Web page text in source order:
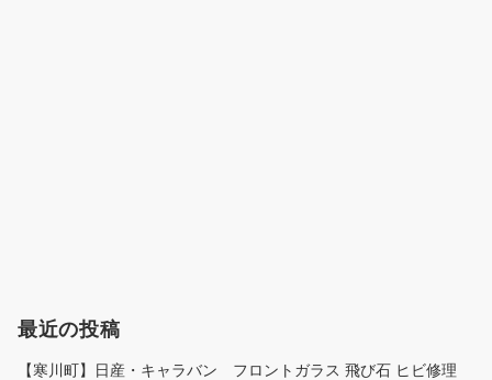
最近の投稿
【寒川町】日産・キャラバン フロントガラス 飛び石 ヒビ修理